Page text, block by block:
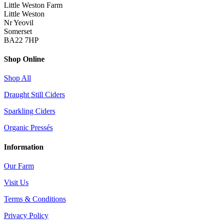
Little Weston Farm
Little Weston
Nr Yeovil
Somerset
BA22 7HP
Shop Online
Shop All
Draught Still Ciders
Sparkling Ciders
Organic Pressés
Information
Our Farm
Visit Us
Terms & Conditions
Privacy Policy